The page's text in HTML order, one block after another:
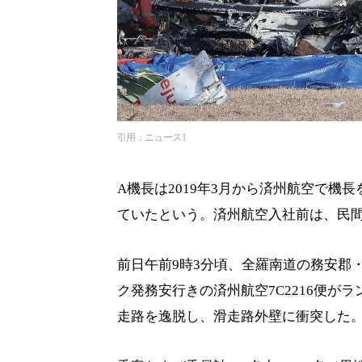
引用：ニュース1
A機長は2019年3月から済州航空で機
ていたという。済州航空入社前は、民
前日午前9時3分頃、全羅南道の務安郡
ク発務安行きの済州航空7C2216便が
走路を逸脱し、滑走路外壁に衝突した